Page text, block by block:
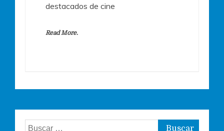
destacados de cine
Read More.
Buscar: